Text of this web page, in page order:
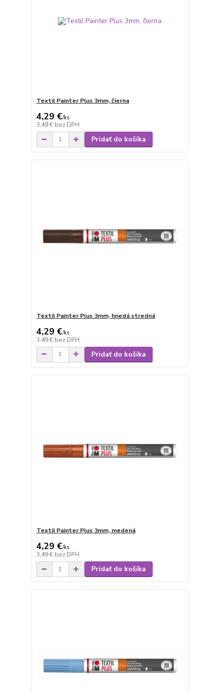
Textil Painter Plus 3mm, čierna
4,29 €/ks
3,49 € bez DPH
Pridať do košíka
Textil Painter Plus 3mm, hnedá stredná
4,29 €/ks
3,49 € bez DPH
Pridať do košíka
Textil Painter Plus 3mm, medená
4,29 €/ks
3,49 € bez DPH
Pridať do košíka